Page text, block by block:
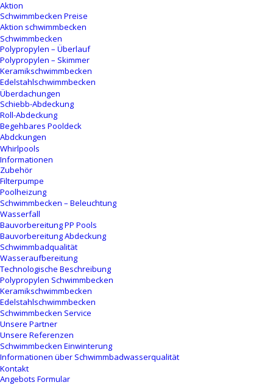
Aktion
Schwimmbecken Preise
Aktion schwimmbecken
Schwimmbecken
Polypropylen – Überlauf
Polypropylen – Skimmer
Keramikschwimmbecken
Edelstahlschwimmbecken
Überdachungen
Schiebb-Abdeckung
Roll-Abdeckung
Begehbares Pooldeck
Abdckungen
Whirlpools
Informationen
Zubehör
Filterpumpe
Poolheizung
Schwimmbecken – Beleuchtung
Wasserfall
Bauvorbereitung PP Pools
Bauvorbereitung Abdeckung
Schwimmbadqualität
Wasseraufbereitung
Technologische Beschreibung
Polypropylen Schwimmbecken
Keramikschwimmbecken
Edelstahlschwimmbecken
Schwimmbecken Service
Unsere Partner
Unsere Referenzen
Schwimmbecken Einwinterung
Informationen über Schwimmbadwasserqualität
Kontakt
Angebots Formular